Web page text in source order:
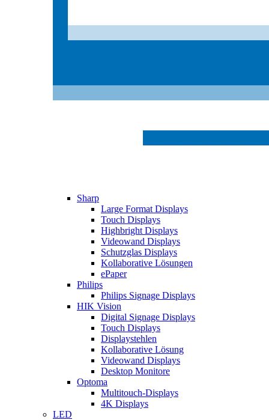
Sharp
Large Format Displays
Touch Displays
Highbright Displays
Videowand Displays
Schutzglas Displays
Kollaborative Lösungen
ePaper
Philips
Philips Signage Displays
HIK Vision
Digital Signage Displays
Touch Displays
Displaystehlen
Kollaborative Lösung
Videowand Displays
Desktop Monitore
Optoma
Multitouch-Displays
4K Displays
LED